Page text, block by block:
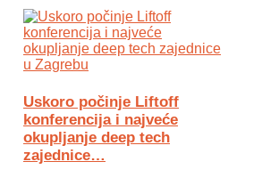
Uskoro počinje Liftoff
konferencija i najveće
okupljanje deep tech
zajednice…